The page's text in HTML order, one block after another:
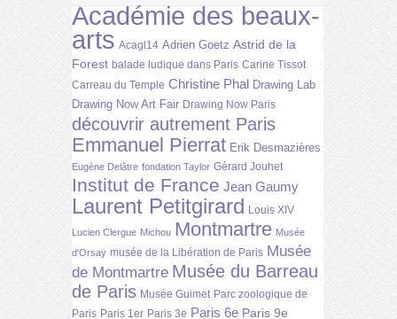
Académie des beaux-
arts Acagl14 Adrien Goetz Astrid de la
Forest balade ludique dans Paris Carine Tissot
Carreau du Temple Christine Phal Drawing Lab
Drawing Now Art Fair Drawing Now Paris
découvrir autrement Paris
Emmanuel Pierrat Erik Desmazières
Eugène Delâtre fondation Taylor Gérard Jouhet
Institut de France Jean Gaumy
Laurent Petitgirard Louis XIV
Lucien Clergue Michou Montmartre Musée
d'Orsay musée de la Libération de Paris Musée
de Montmartre Musée du Barreau
de Paris Musée Guimet Parc zoologique de
Paris Paris 1er Paris 3e Paris 6e Paris 9e